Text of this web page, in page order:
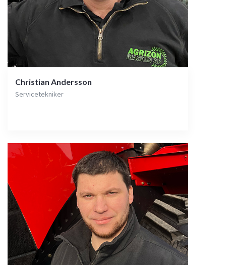
Christian Andersson
Servicetekniker